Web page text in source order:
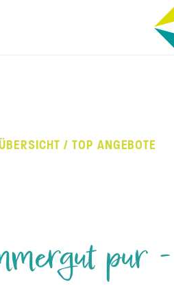
/ TOP ANGEBOTE
pur